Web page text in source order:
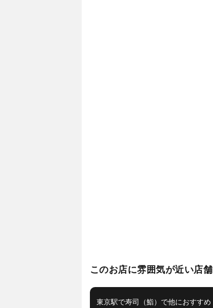
このお店に雰囲気が近い店舗
東京駅で寿司（鮨）で他におすすめ